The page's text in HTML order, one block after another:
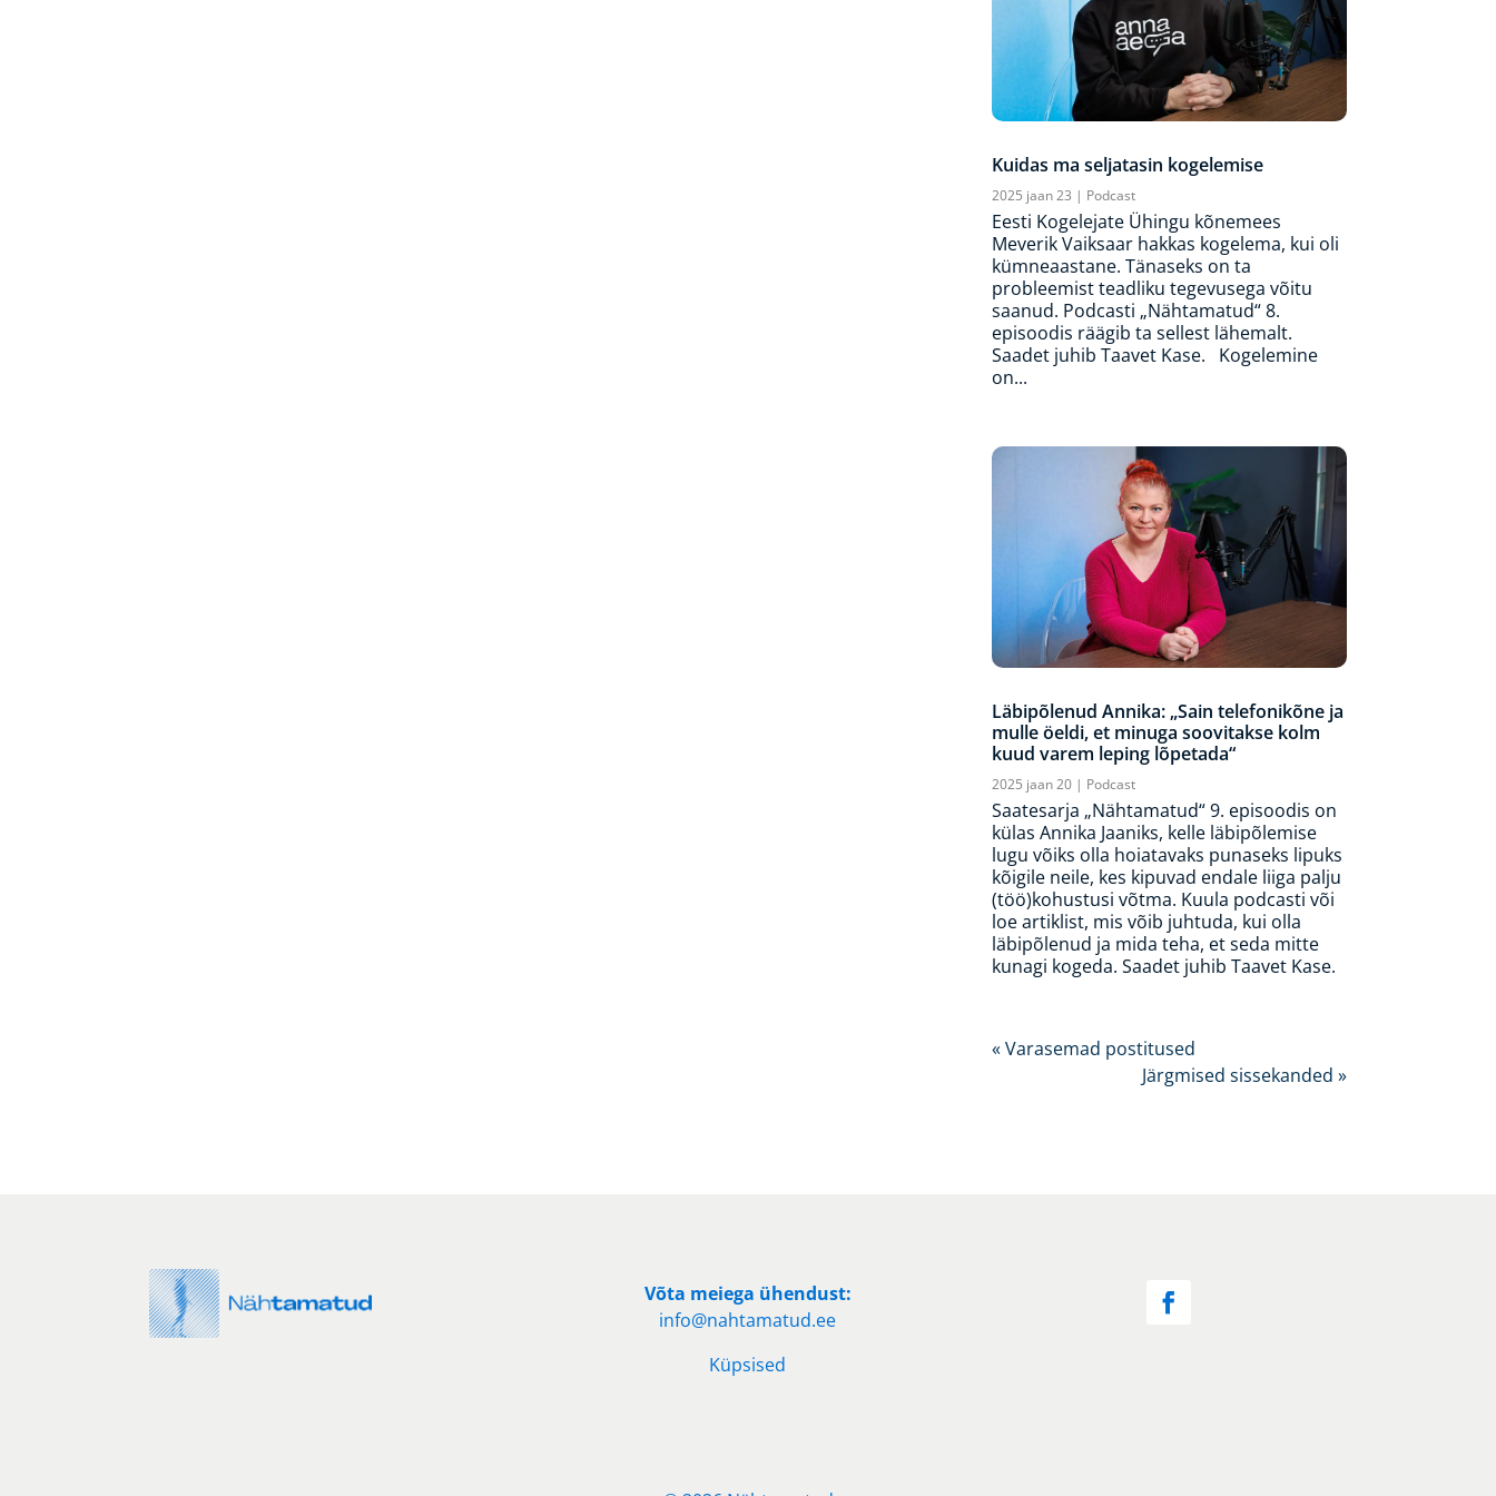
Kuidas ma seljatasin kogelemise
2025 jaan 23 | Podcast
Eesti Kogelejate Ühingu kõnemees
Meverik Vaiksaar hakkas kogelema, kui oli
kümneaastane. Tänaseks on ta
probleemist teadliku tegevusega võitu
saanud. Podcasti „Nähtamatud“ 8.
episoodis räägib ta sellest lähemalt.
Saadet juhib Taavet Kase. Kogelemine
on...
Läbipõlenud Annika: „Sain telefonikõne ja
mulle öeldi, et minuga soovitakse kolm
kuud varem leping lõpetada“
2025 jaan 20| Podcast
Saatesarja „Nähtamatud“ 9. episoodis on
külas Annika Jaaniks, kelle läbipõlemise
lugu võiks olla hoiatavaks punaseks lipuks
kõigile neile, kes kipuvad endale liiga palju
(töö)kohustusi võtma. Kuula podcasti või
loe artiklist, mis võib juhtuda, kui olla
läbipõlenud ja mida teha, et seda mitte
kunagi kogeda. Saadet juhib Taavet Kase.
« Varasemad postitused
Järgmised sissekanded »
Võta meiega ühendust:
info@nahtamatud.ee
Küpsised